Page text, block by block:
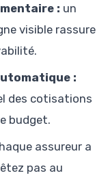
: un
visible rassure
:
des cotisations
budget.
assureur a
pas au